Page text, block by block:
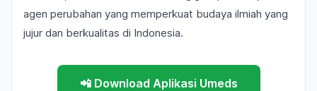
agen perubahan yang memperkuat budaya ilmiah yang
jujur dan berkualitas di Indonesia.
📲 Download Aplikasi Umeds